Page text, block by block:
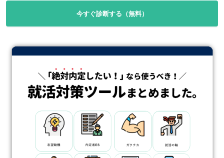
今すぐ診断する（無料）